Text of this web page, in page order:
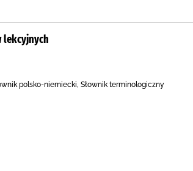
lekcyjnych
polsko-niemiecki, Słownik terminologiczny